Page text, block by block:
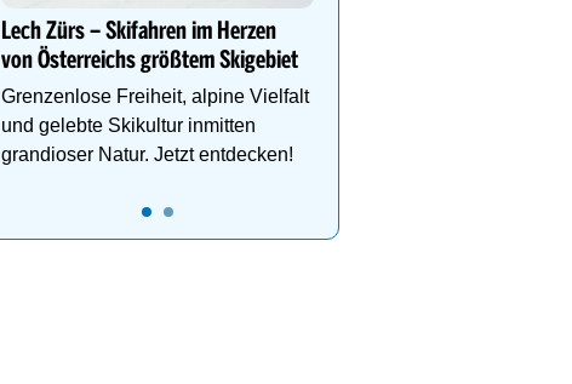
Lech Zürs – Skifahren im Herzen
von Österreichs größtem Skigebiet
Grenzenlose Freiheit, alpine Vielfalt
und gelebte Skikultur inmitten
grandioser Natur. Jetzt entdecken!